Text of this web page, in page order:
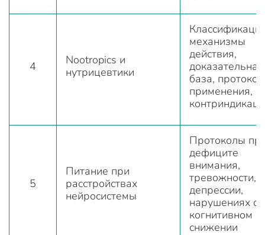
4
Nootropics и
нутрицевтики
механизмы
действия,
доказательная
база,
применения,
5
Питание при
расстройствах
нейросистемы
Протоколы
дефиците
внимания,
тревожности,
депрессии,
нарушениях
когнитивном
снижении